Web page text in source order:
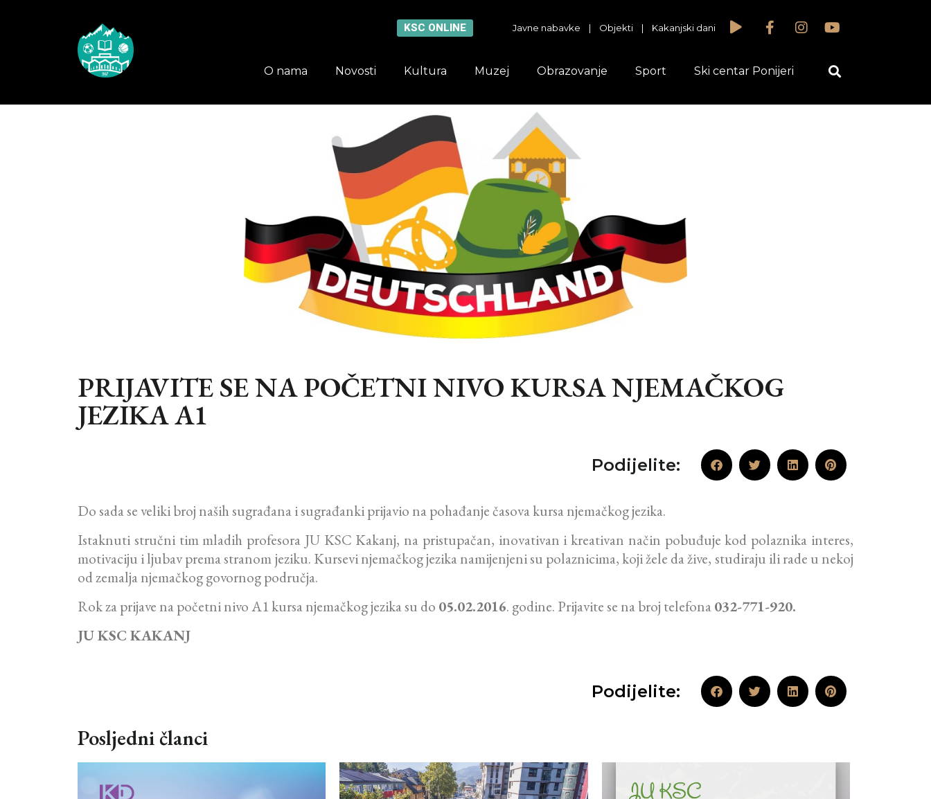
KSC ONLINE Javne nabavke | Objekti | Kakanjski dani
O nama Novosti Kultura Muzej Obrazovanje Sport Ski centar Ponijeri
PRIJAVITE SE NA POČETNI NIVO KURSA NJEMAČKOG
JEZIKA A1
Podijelite:
Do sada se veliki broj naših sugrađana i sugrađanki prijavio na pohađanje časova kursa njemačkog jezika.
Istaknuti stručni tim mladih profesora JU KSC Kakanj, na pristupačan, inovativan i kreativan način pobuđuje kod polaznika interes,
motivaciju i ljubav prema stranom jeziku. Kursevi njemačkog jezika namijenjeni su polaznicima, koji žele da žive, studiraju ili rade u nekoj
od zemalja njemačkog govornog područja.
Rok za prijave na početni nivo A1 kursa njemačkog jezika su do 05.02.2016. godine. Prijavite se na broj telefona032-771-920.
JU KSC KAKANJ
Podijelite:
Posljedni članci